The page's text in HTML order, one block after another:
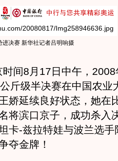
进决赛 新华社记者吕明响摄
间8月17日中午，2008
斤级半决赛在中国农业
娇延续良好状态，她在
将滨口京子，成功杀入
卡-兹拉特娃与波兰选手
夺金牌！